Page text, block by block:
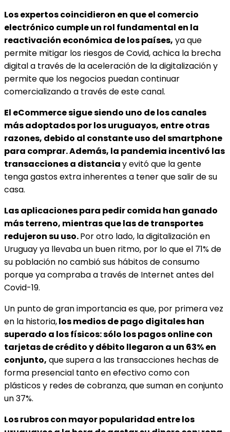
Los expertos coincidieron en que el comercio
electrónico cumple un rol fundamental en la
reactivación económica de los países, ya que
permite mitigar los riesgos de Covid, achica la brecha
digital a través de la aceleración de la digitalización y
permite que los negocios puedan continuar
comercializando a través de este canal.
El eCommerce sigue siendo uno de los canales
más adoptados por los uruguayos, entre otras
razones, debido al constante uso del smartphone
para comprar. Además, la pandemia incentivó las
transacciones a distanciay evitó que la gente
tenga gastos extra inherentes a tener que salir de su
casa.
Las aplicaciones para pedir comida han ganado
más terreno, mientras que las de transportes
redujeron su uso.Por otro lado, la digitalización en
Uruguay ya llevaba un buen ritmo, por lo que el 71% de
su población no cambió sus hábitos de consumo
porque ya compraba a través de Internet antes del
Covid-19.
Un punto de gran importancia es que, por primera vez
en la historia,los medios de pago digitales han
superado a los físicos: sólo los pagos online con
tarjetas de crédito y débito llegaron a un 63% en
conjunto, que supera a las transacciones hechas de
forma presencial tanto en efectivo como con
plásticos y redes de cobranza, que suman en conjunto
un 37%.
Los rubros con mayor popularidad entre los